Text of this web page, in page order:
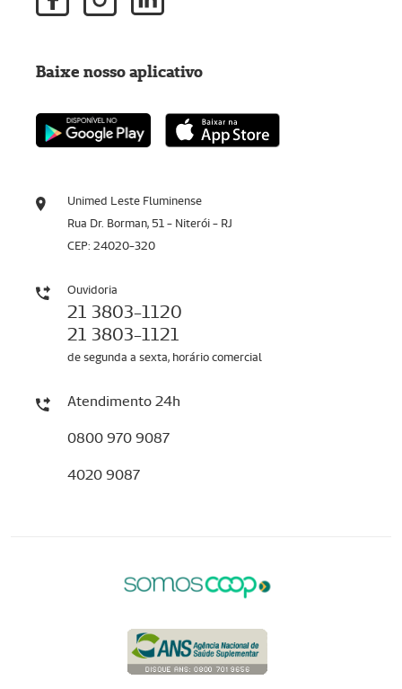
Unimed Leste Fluminense
Rua Dr. Borman, 51 - Niterói - RJ
CEP: 24020-320
Ouvidoria
21 3803-1120
21 3803-1121
de segunda a sexta, horário comercial
Atendimento 24h
0800 970 9087
4020 9087
Baixe nosso aplicativo